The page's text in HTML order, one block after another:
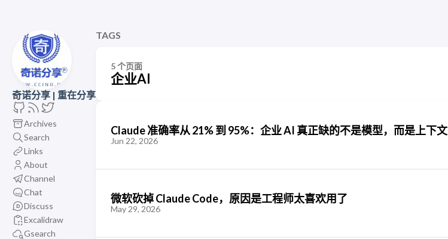
奇诺分享 | 重在分享
Archives
Search
Links
About
Channel
Chat
Discuss
Excalidraw
Gsearch
TAGS
5 个页面
企业AI
Claude 准确率从 21% 到 95%：企业 AI 真正缺的不是模型，而是上下文
Jun 22, 2026
微软砍掉 Claude Code，原因是工程师太喜欢用了
May 29, 2026